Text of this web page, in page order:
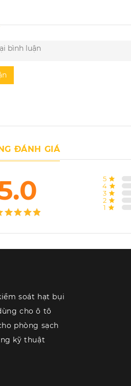
ĐÁNH GIÁ
5
4
3
2
1
soát hạt bụi
cho ô tô
phòng sạch
kỹ thuật